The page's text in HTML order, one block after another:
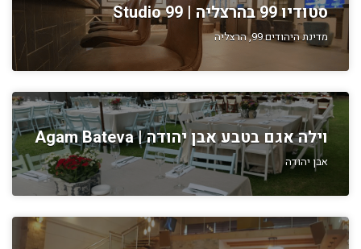
סטודיו 99 בהרצליה | Studio 99
מדינת היהודים 99, הרצליה
וילה אגם בטבע אבן יהודה | Agam Bateva
אבן יהודה